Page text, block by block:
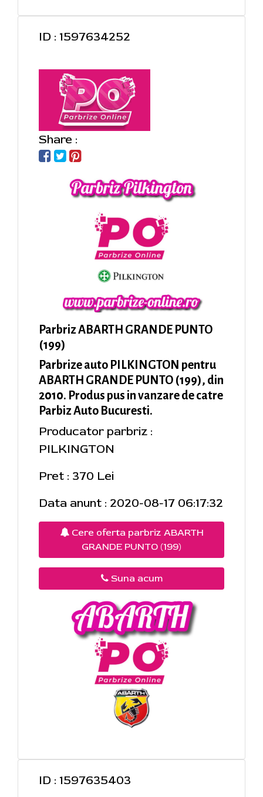
ID : 1597634252
Share :
Parbriz ABARTH GRANDE PUNTO
(199)
Parbrize auto PILKINGTON pentru
ABARTH GRANDE PUNTO (199), din
2010. Produs pus in vanzare de catre
Parbiz Auto Bucuresti.
Producator parbriz :
PILKINGTON
Pret : 370 Lei
Data anunt : 2020-08-17 06:17:32
Cere oferta parbriz ABARTH
GRANDE PUNTO (199)
Suna acum
ID : 1597635403